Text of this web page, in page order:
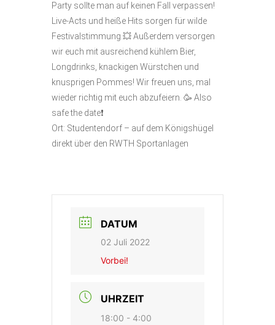
Party sollte man auf keinen Fall verpassen!
Live-Acts und heiße Hits sorgen für wilde
Festivalstimmung.💥 Außerdem versorgen
wir euch mit ausreichend kühlem Bier,
Longdrinks, knackigen Würstchen und
knusprigen Pommes! Wir freuen uns, mal
wieder richtig mit euch abzufeiern. 🥳 Also
safe the date❗️
Ort: Studentendorf – auf dem Königshügel
direkt über den RWTH Sportanlagen
DATUM
02 Juli 2022
Vorbei!
UHRZEIT
18:00 - 4:00